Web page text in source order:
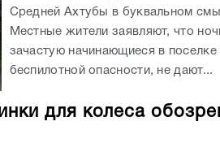
Средней Ахтубы в буквальном
Местные жители заявляют, что
зачастую начинающиеся в поселке
беспилотной опасности, не дают...
для колеса